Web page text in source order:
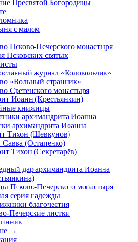
Пресвятой Богородицы
с малом
Псково-Печерского монастыря
Псковских святых
журнал «Колокольчик»
«Вольный странник»
Сретенского монастыря
Иоанн (Крестьянкин)
книжицы
архимандрита Иоанна
архимандрита Иоанна
Тихон (Шевкунов)
(Остапенко)
Тихон (Секретарёв)
дар архимандрита Иоанна
Псково-Печерского монастыря
серия надежды
благочестия
Печерские листки
→